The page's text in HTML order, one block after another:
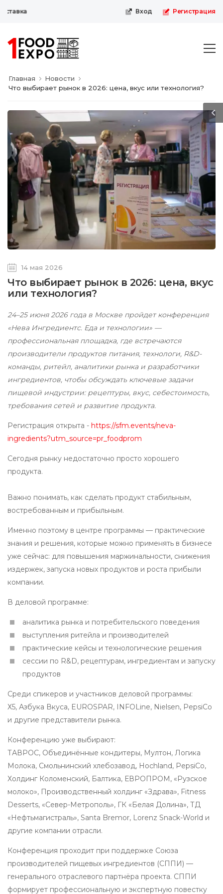
Вход Регистрация
Главная
Новости
Что выбирает рынок в 2026: цена, вкус или технология?
14 мая 2026
Что выбирает рынок в 2026: цена, вкус
или технология?
24–25 июня 2026 года в Москве пройдет конференция
«Нева Ингредиентс. Еда и технологии» —
профессиональная площадка, где встречаются
производители продуктов питания, технологи, R&D-
команды, ритейл, аналитики рынка и разработчики
ингредиентов, чтобы обсуждать ключевые задачи
пищевой индустрии: рецептуры, вкус, себестоимость,
требования сетей и развитие продукта.
Регистрация открыта - https://sfm.events/neva-
ingredients?utm_source=pr_foodprom
Сегодня рынку недостаточно просто хорошего
продукта.
Важно понимать, как сделать продукт стабильным,
востребованным и прибыльным.
Именно поэтому в центре программы — практические
знания и решения, которые можно применять в бизнесе
уже сейчас: для повышения маржинальности, снижения
издержек, запуска новых продуктов и роста прибыли
компании.
В деловой программе:
аналитика рынка и потребительского поведения
выступления ритейла и производителей
практические кейсы и технологические решения
сессии по R&D, рецептурам, ингредиентам и запуску
продуктов
Среди спикеров и участников деловой программы:
Х5, Азбука Вкуса, EUROSPAR, INFOLine, Nielsen, PepsiCo
и другие представители рынка.
Конференцию уже выбирают:
ТАВРОС, Объединённые кондитеры, Мултон, Логика
Молока, Смольнинский хлебозавод, Hochland, PepsiCo,
Холдинг Коломенский, Балтика, ЕВРОПРОМ, «Рузское
молоко», Производственный холдинг «Здрава», Fitness
Desserts, «Север-Метрополь», ГК «Белая Долина», ТД
«Нефтьмагистраль», Santa Bremor, Lorenz Snack-World и
другие компании отрасли.
Конференция проходит при поддержке Союза
производителей пищевых ингредиентов (СППИ) —
генерального отраслевого партнёра проекта. СППИ
формирует профессиональную и экспертную повестку